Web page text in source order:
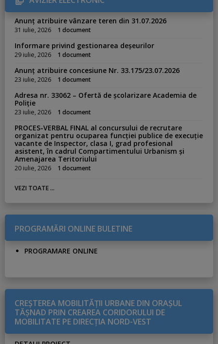
i
e
s
Anunț atribuire vânzare teren din 31.07.2026
31 iulie, 2026 1 document
Informare privind gestionarea deșeurilor
29 iulie, 2026 1 document
Anunț atribuire concesiune Nr. 33.175/23.07.2026
23 iulie, 2026 1 document
Adresa nr. 33062 – Ofertă de școlarizare Academia de
Poliție
23 iulie, 2026 1 document
PROCES-VERBAL FINAL al concursului de recrutare
organizat pentru ocuparea funcției publice de execuție
vacante de Inspector, clasa I, grad profesional
asistent, în cadrul Compartimentului Urbanism și
Amenajarea Teritoriului
20 iulie, 2026 1 document
VEZI TOATE ...
PROGRAMĂRI ONLINE BULETINE
PROGRAMARE ONLINE
CREŞTEREA MOBILITĂŢII URBANE DIN ORAŞUL
TĂŞNAD PRIN CREAREA CORIDORULUI DE
MOBILITATE PE DIRECŢIA NORD-VEST